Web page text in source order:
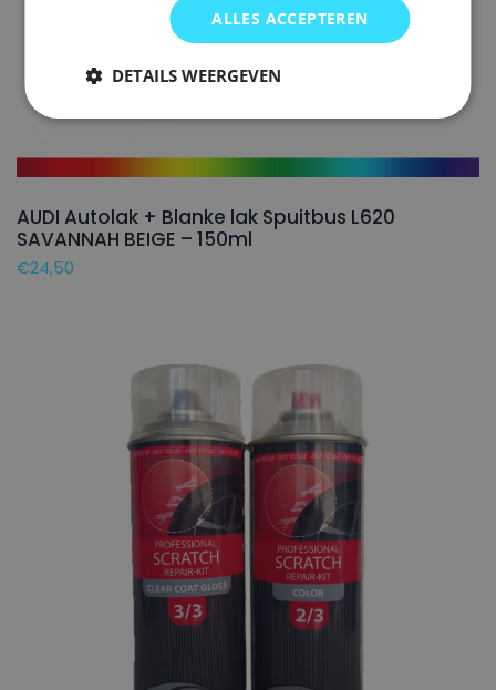
AUDI Autolak + Blanke lak Spuitbus L620
SAVANNAH BEIGE – 150ml
€24,50
ALLES ACCEPTEREN
DETAILS WEERGEVEN